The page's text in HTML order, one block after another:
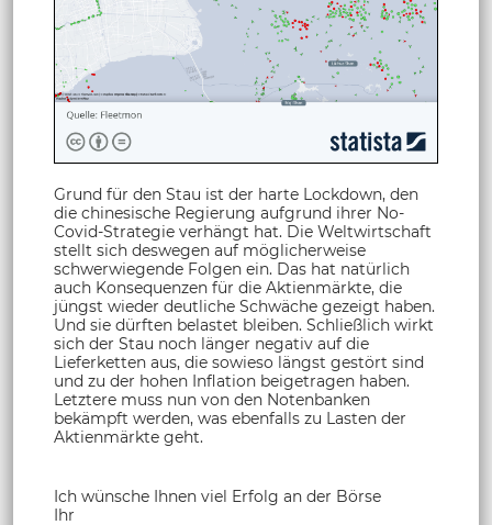
Grund für den Stau ist der harte Lockdown, den
die chinesische Regierung aufgrund ihrer No-
Covid-Strategie verhängt hat. Die Weltwirtschaft
stellt sich deswegen auf möglicherweise
schwerwiegende Folgen ein. Das hat natürlich
auch Konsequenzen für die Aktienmärkte, die
jüngst wieder deutliche Schwäche gezeigt haben.
Und sie dürften belastet bleiben. Schließlich wirkt
sich der Stau noch länger negativ auf die
Lieferketten aus, die sowieso längst gestört sind
und zu der hohen Inflation beigetragen haben.
Letztere muss nun von den Notenbanken
bekämpft werden, was ebenfalls zu Lasten der
Aktienmärkte geht.
Ich wünsche Ihnen viel Erfolg an der Börse
Ihr